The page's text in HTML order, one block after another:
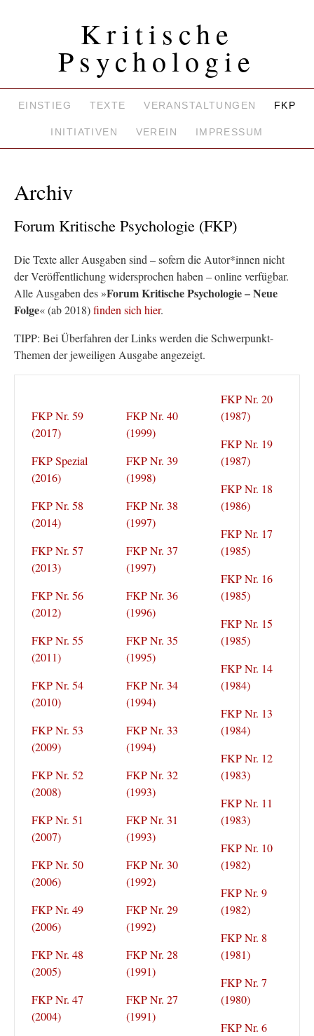
Kritische
Psychologie
EINSTIEG TEXTE VERANSTALTUNGEN FKP
INITIATIVEN VEREIN IMPRESSUM
Archiv
Forum Kritische Psychologie (FKP)
Die Texte aller Ausgaben sind – sofern die Autor*innen nicht
der Veröffentlichung widersprochen haben – online verfügbar.
Alle Ausgaben des »Forum Kritische Psychologie – Neue
Folge« (ab 2018)finden sich hier.
TIPP: Bei Überfahren der Links werden die Schwerpunkt-
Themen der jeweiligen Ausgabe angezeigt.
FKP Nr. 59
(2017)
FKP Spezial
(2016)
FKP Nr. 58
(2014)
FKP Nr. 57
(2013)
FKP Nr. 56
(2012)
FKP Nr. 55
(2011)
FKP Nr. 54
(2010)
FKP Nr. 53
(2009)
FKP Nr. 52
(2008)
FKP Nr. 51
(2007)
FKP Nr. 50
(2006)
FKP Nr. 49
(2006)
FKP Nr. 48
(2005)
FKP Nr. 47
(2004)
FKP Nr. 40
(1999)
FKP Nr. 39
(1998)
FKP Nr. 38
(1997)
FKP Nr. 37
(1997)
FKP Nr. 36
(1996)
FKP Nr. 35
(1995)
FKP Nr. 34
(1994)
FKP Nr. 33
(1994)
FKP Nr. 32
(1993)
FKP Nr. 31
(1993)
FKP Nr. 30
(1992)
FKP Nr. 29
(1992)
FKP Nr. 28
(1991)
FKP Nr. 27
(1991)
FKP Nr. 20
(1987)
FKP Nr. 19
(1987)
FKP Nr. 18
(1986)
FKP Nr. 17
(1985)
FKP Nr. 16
(1985)
FKP Nr. 15
(1985)
FKP Nr. 14
(1984)
FKP Nr. 13
(1984)
FKP Nr. 12
(1983)
FKP Nr. 11
(1983)
FKP Nr. 10
(1982)
FKP Nr. 9
(1982)
FKP Nr. 8
(1981)
FKP Nr. 7
(1980)
FKP Nr. 6